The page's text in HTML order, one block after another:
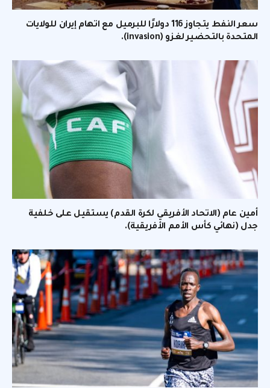
سعر النفط يتجاوز 116 دولارًا للبرميل مع اتهام إيران للولايات
المتحدة بالتحضير لغزو (invasion).
أمين عام (الاتحاد الأفريقي لكرة القدم) يستقيل على خلفية
جدل (نهائي كأس الأمم الأفريقية).